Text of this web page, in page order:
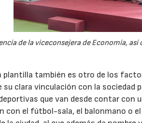
de la viceconsejera de Economía,
plantilla también es otro de los
su clara vinculación con la sociedad
que van desde contar con
con el fútbol-sala, el balonmano o